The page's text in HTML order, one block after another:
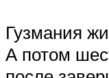
Гузмания
А потом